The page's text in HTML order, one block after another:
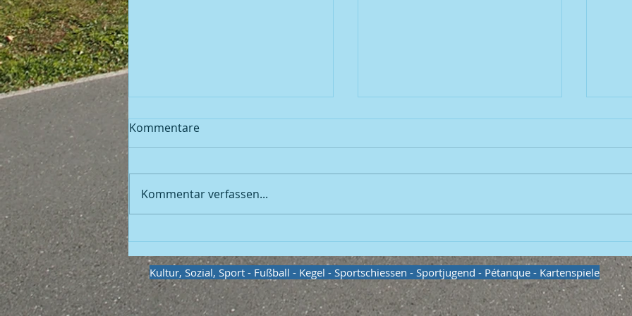
Fußball Fußball
Kommentare
Kommentar verfassen...
Kultur, Sozial, Sport - Fußball - Kegel - Sportschiessen - Sportjugend - Pétanque - Kartenspiele